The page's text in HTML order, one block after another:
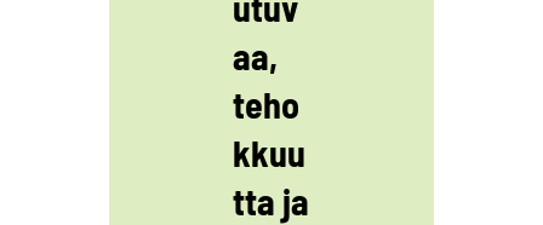
aa,
teho
kkuu
tta ja